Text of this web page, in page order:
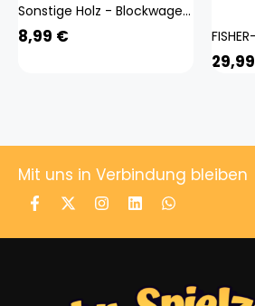
Sonstige Holz - Blockwagen - Kinder - Spielzeug - Ziehwagen - Lernspielzeug -Wagen -Lernen - Bilder
8,99 €
29,99
Mit uns in Verbindung bleiben